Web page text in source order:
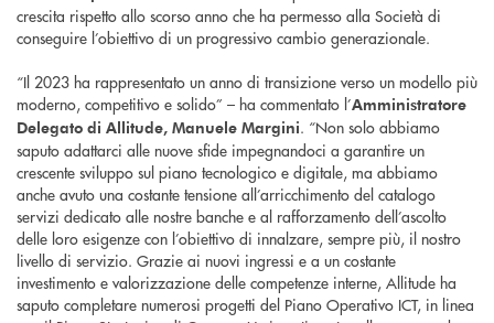
crescita rispetto allo scorso anno che ha permesso alla Società di
conseguire l’obiettivo di un progressivo cambio generazionale.
“Il 2023 ha rappresentato un anno di transizione verso un modello più
moderno, competitivo e solido” – ha commentato l’Amministratore
Delegato di Allitude, Manuele Margini. “Non solo abbiamo
saputo adattarci alle nuove sfide impegnandoci a garantire un
crescente sviluppo sul piano tecnologico e digitale, ma abbiamo
anche avuto una costante tensione all’arricchimento del catalogo
servizi dedicato alle nostre banche e al rafforzamento dell’ascolto
delle loro esigenze con l’obiettivo di innalzare, sempre più, il nostro
livello di servizio. Grazie ai nuovi ingressi e a un costante
investimento e valorizzazione delle competenze interne, Allitude ha
saputo completare numerosi progetti del Piano Operativo ICT, in linea